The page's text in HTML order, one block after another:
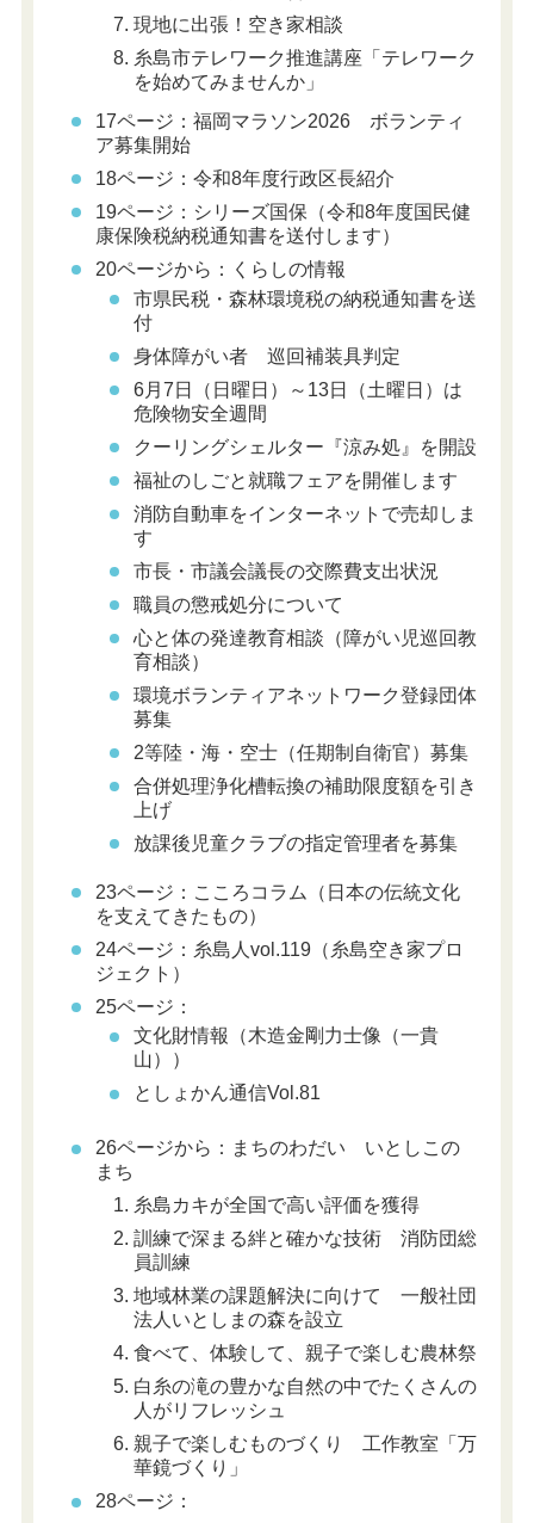
現地に出張！空き家相談
糸島市テレワーク推進講座「テレワーク
を始めてみませんか」
17ページ：福岡マラソン2026 ボランティ
ア募集開始
18ページ：令和8年度行政区長紹介
19ページ：シリーズ国保（令和8年度国民健
康保険税納税通知書を送付します）
20ページから：くらしの情報
市県民税・森林環境税の納税通知書を送
付
身体障がい者 巡回補装具判定
6月7日（日曜日）～13日（土曜日）は
危険物安全週間
クーリングシェルター『涼み処』を開設
福祉のしごと就職フェアを開催します
消防自動車をインターネットで売却しま
す
市長・市議会議長の交際費支出状況
職員の懲戒処分について
心と体の発達教育相談（障がい児巡回教
育相談）
環境ボランティアネットワーク登録団体
募集
2等陸・海・空士（任期制自衛官）募集
合併処理浄化槽転換の補助限度額を引き
上げ
放課後児童クラブの指定管理者を募集
23ページ： こころコラム （日本の伝統文化
を支えてきたもの）
24ページ：糸島人vol.119（糸島空き家プロ
ジェクト）
25ページ：
文化財情報（木造金剛力士像（一貴
山））
としょかん通信Vol.81
26ページから：まちのわだい いとしこの
まち
糸島カキが全国で高い評価を獲得
訓練で深まる絆と確かな技術 消防団総
員訓練
地域林業の課題解決に向けて 一般社団
法人いとしまの森を設立
食べて、体験して、親子で楽しむ農林祭
白糸の滝の豊かな自然の中でたくさんの
人がリフレッシュ
親子で楽しむものづくり 工作教室「万
華鏡づくり」
28ページ：